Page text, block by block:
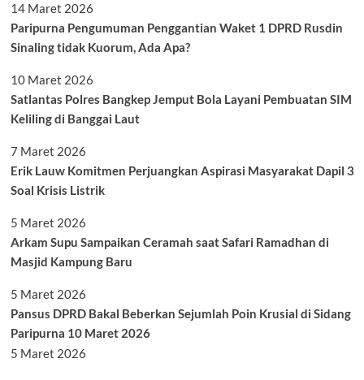
14 Maret 2026
Paripurna Pengumuman Penggantian Waket 1 DPRD Rusdin
Sinaling tidak Kuorum, Ada Apa?
10 Maret 2026
Satlantas Polres Bangkep Jemput Bola Layani Pembuatan SIM
Keliling di Banggai Laut
7 Maret 2026
Erik Lauw Komitmen Perjuangkan Aspirasi Masyarakat Dapil 3
Soal Krisis Listrik
5 Maret 2026
Arkam Supu Sampaikan Ceramah saat Safari Ramadhan di
Masjid Kampung Baru
5 Maret 2026
Pansus DPRD Bakal Beberkan Sejumlah Poin Krusial di Sidang
Paripurna 10 Maret 2026
5 Maret 2026